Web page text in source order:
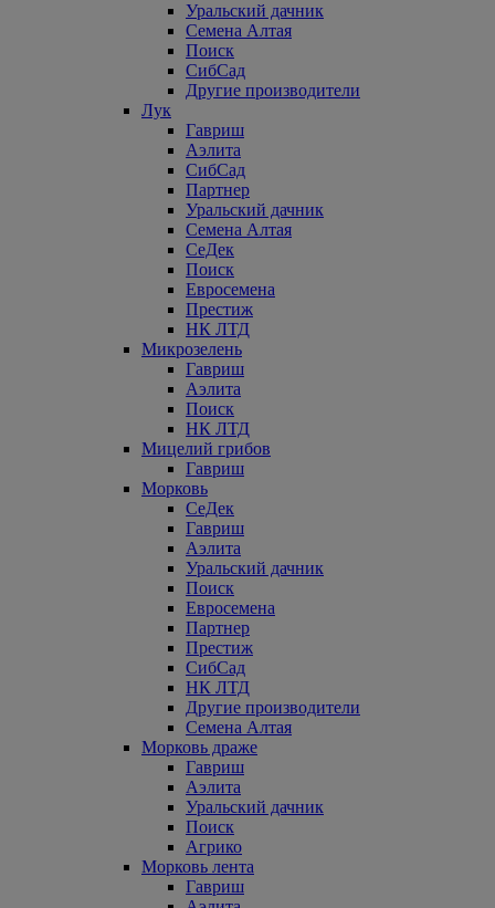
Уральский дачник
Семена Алтая
Поиск
СибСад
Другие производители
Лук
Гавриш
Аэлита
СибСад
Партнер
Уральский дачник
Семена Алтая
СеДек
Поиск
Евросемена
Престиж
НК ЛТД
Микрозелень
Гавриш
Аэлита
Поиск
НК ЛТД
Мицелий грибов
Гавриш
Морковь
СеДек
Гавриш
Аэлита
Уральский дачник
Поиск
Евросемена
Партнер
Престиж
СибСад
НК ЛТД
Другие производители
Семена Алтая
Морковь драже
Гавриш
Аэлита
Уральский дачник
Поиск
Агрико
Морковь лента
Гавриш